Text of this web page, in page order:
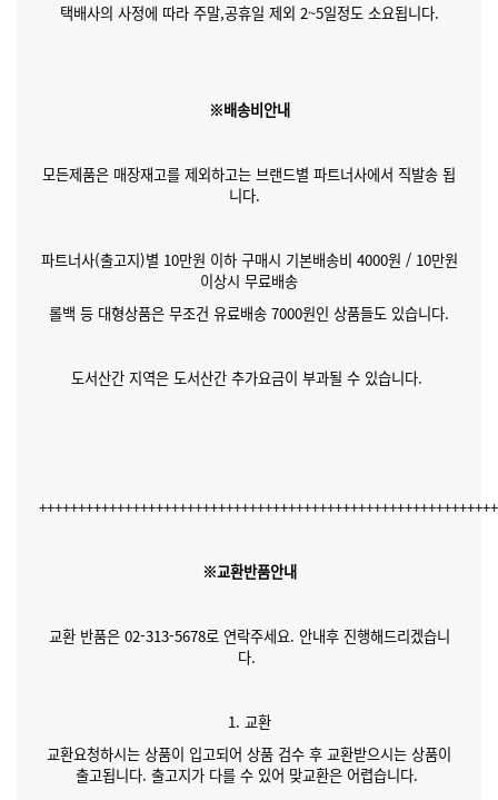
택배사의 사정에 따라 주말,공휴일 제외 2~5일정도 소요됩니다.
※배송비안내
모든제품은 매장재고를 제외하고는 브랜드별 파트너사에서 직발송 됩
니다.
파트너사(출고지)별 10만원 이하 구매시 기본배송비 4000원 / 10만원
이상시 무료배송
롤백 등 대형상품은 무조건 유료배송 7000원인 상품들도 있습니다.
도서산간 지역은 도서산간 추가요금이 부과될 수 있습니다.
※교환반품안내
교환 반품은 02-313-5678로 연락주세요. 안내후 진행해드리겠습니
다.
1. 교환
교환요청하시는 상품이 입고되어 상품 검수 후 교환받으시는 상품이
출고됩니다. 출고지가 다를 수 있어 맞교환은 어렵습니다.